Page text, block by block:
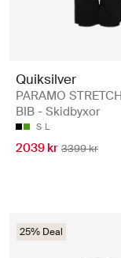
Quiksilver
PARAMO
BIB - Skidbyxor
S L
2039 kr 3399 kr
25% Deal